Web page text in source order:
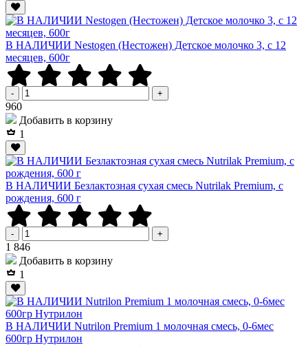
В НАЛИЧИИ Nestogen (Нестожен) Детское молочко 3, c 12
месяцев, 600г
- +
960Р
Добавить в корзину
1
В НАЛИЧИИ Безлактозная сухая смесь Nutrilak Premium, с
рождения, 600 г
- +
1 846Р
Добавить в корзину
1
В НАЛИЧИИ Nutrilon Premium 1 молочная смесь, 0-6мес
600гр Нутрилон